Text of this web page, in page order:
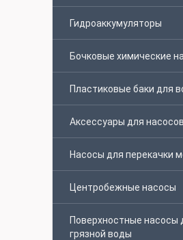
Гидроаккумуляторы
Бочковые химические
Пластиковые баки для
Аксессуары для насосов
Насосы для перекачки
Центробежные насосы
Поверхностные насосы
грязной воды